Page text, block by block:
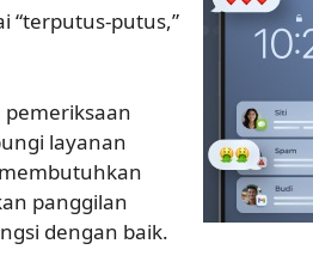
“terputus-putus,”
layanan
panggilan
dengan baik.